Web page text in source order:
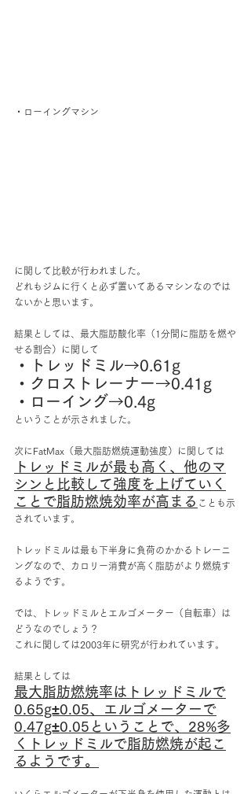
・ローイングマシン
に関して比較が行われました。
どれもジムに行くと必ず置いてあるマシンなのでは
ないかと思います。
結果としては、最大脂肪酸化率（1分間に脂肪を燃や
せる割合）に関して
・トレッドミル→0.61g
・クロストレーナー→0.41g
・ローイング→0.4g
ということが示されました。
次にFatMax（最大脂肪燃焼運動強度）に関しては
トレッドミルが最も高く、他のマ
シンと比較して強度を上げていく
ことで脂肪燃焼効率が高まる ことも示
されています。
トレッドミルは最も下半身に負荷のかかるトレーニ
ングなので、カロリー消費が高く脂肪がより燃焼す
るようです。
では、トレッドミルとエルゴメーター（自転車）は
どうなのでしょう？
これに関しては2003年に研究が行われています。
結果としては
最大脂肪燃焼率はトレッドミルで
0.65g±0.05、エルゴメーターで
0.47g±0.05ということで、28%多
くトレッドミルで脂肪燃焼が起こ
るようです。